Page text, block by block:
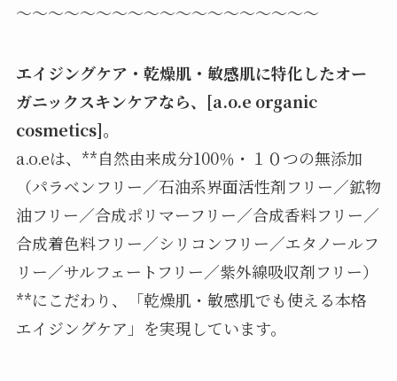
～～～～～～～～～～～～～～～～～～～
エイジングケア・乾燥肌・敏感肌に特化したオー
ガニックスキンケアなら、[a.o.e organic
cosmetics]。
a.o.eは、**自然由来成分100％・１０つの無添加
（パラベンフリー／石油系界面活性剤フリー／鉱物
油フリー／合成ポリマーフリー／合成香料フリー／
合成着色料フリー／シリコンフリー／エタノールフ
リー／サルフェートフリー／紫外線吸収剤フリー）
**にこだわり、「乾燥肌・敏感肌でも使える本格
エイジングケア」を実現しています。